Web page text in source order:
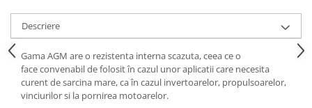
Tractiune / LiFePo4
Baterii si acumulatori gel si VRLA
6-12 V
Baterii si acumulatori AGM VRLA
de 6-12 V
Acumulatori Moto, ATV
Descriere
Gama AGM are o rezistenta interna scazuta, ceea ce o
face convenabil de folosit în cazul unor aplicatii care necesita
curent de sarcina mare, ca în cazul invertoarelor, propulsoarelor,
vinciurilor si la pornirea motoarelor.